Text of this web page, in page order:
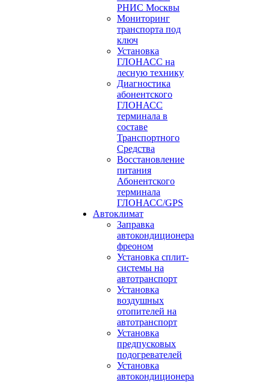
РНИС Москвы
Мониторинг
транспорта под
ключ
Установка
ГЛОНАСС на
лесную технику
Диагностика
абонентского
ГЛОНАСС
терминала в
составе
Транспортного
Средства
Восстановление
питания
Абонентского
терминала
ГЛОНАСС/GPS
Автоклимат
Заправка
автокондиционера
фреоном
Установка сплит-
системы на
автотранспорт
Установка
воздушных
отопителей на
автотранспорт
Установка
предпусковых
подогревателей
Установка
автокондиционера